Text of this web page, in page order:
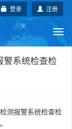
注册
登录
地方标准
警系统检查检
测报警系统检查检
。